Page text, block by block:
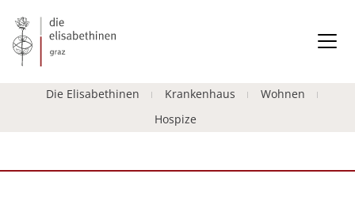
Die Elisabethinen Krankenhaus
Wohnen
Hospize